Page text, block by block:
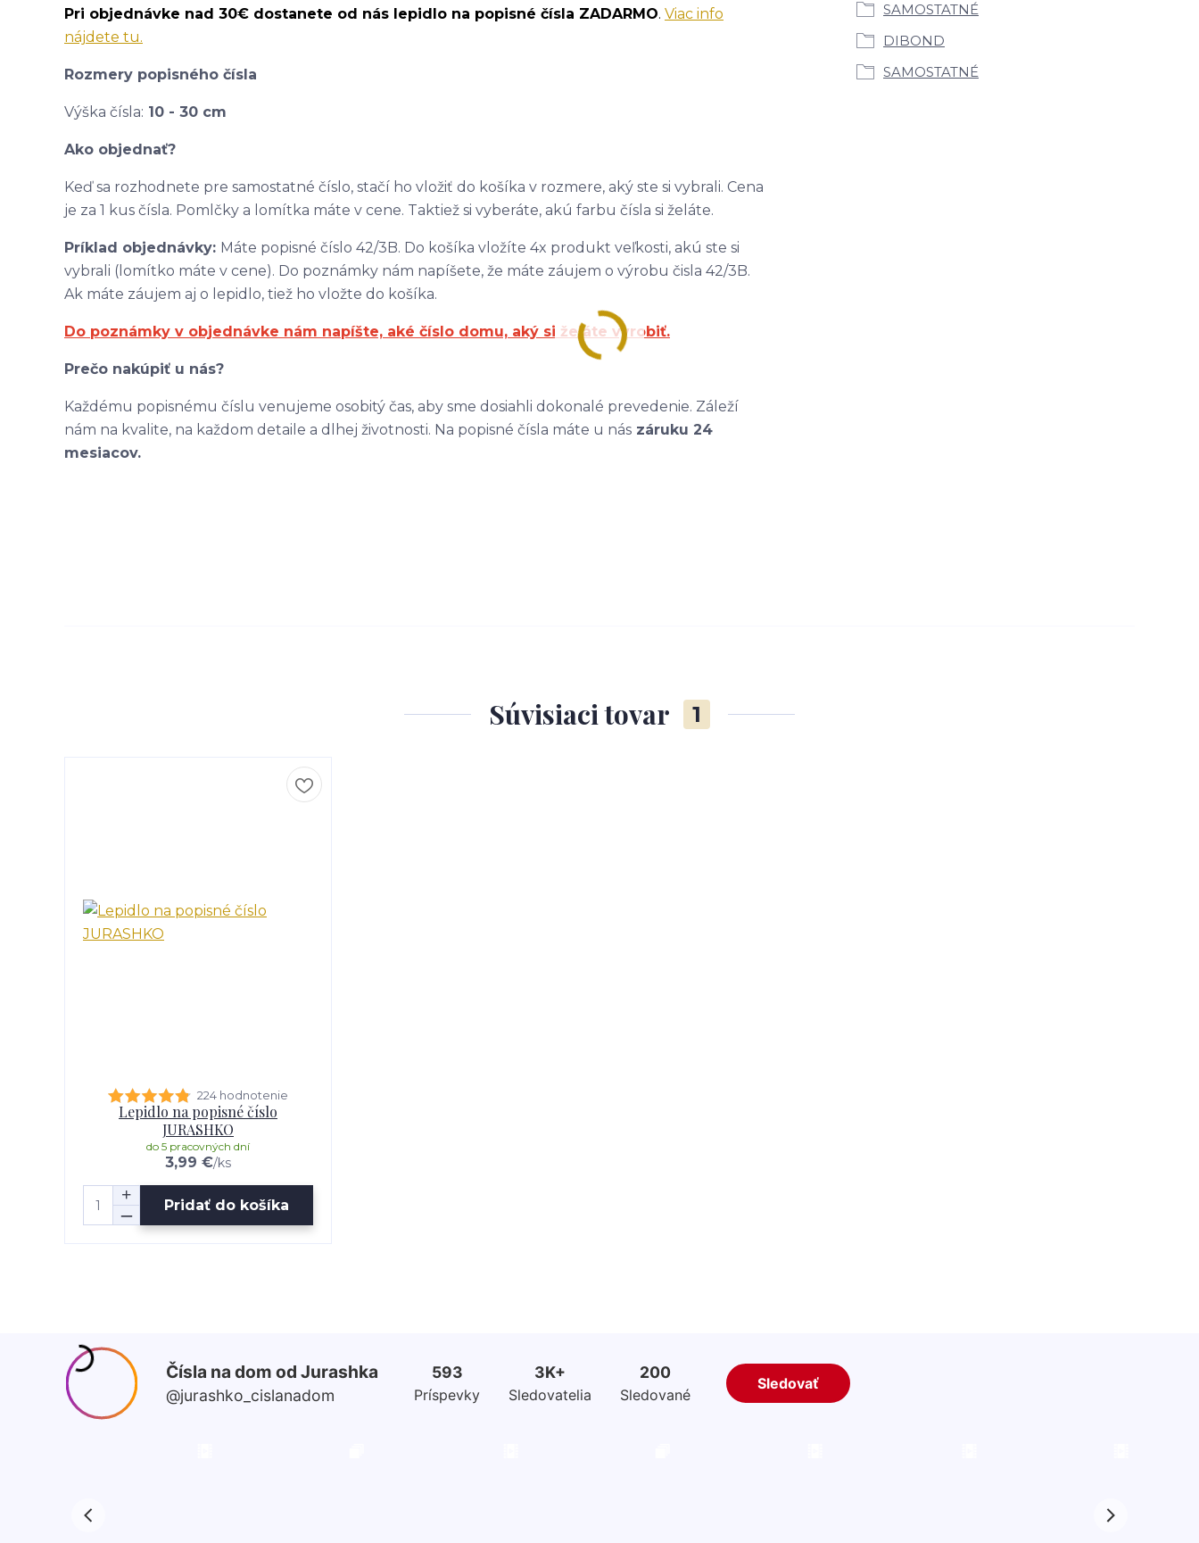
Pri objednávke nad 30€ dostanete od nás lepidlo na popisné čísla ZADARMO. Viac info
nájdete tu.
Rozmery popisného čísla
Výška čísla: 10 - 30 cm
Ako objednať?
Keď sa rozhodnete pre samostatné číslo, stačí ho vložiť do košíka v rozmere, aký ste si vybrali. Cena
je za 1 kus čísla. Pomlčky a lomítka máte v cene. Taktiež si vyberáte, akú farbu čísla si želáte.
Príklad objednávky: Máte popisné číslo 42/3B. Do košíka vložíte 4x produkt veľkosti, akú ste si
vybrali (lomítko máte v cene). Do poznámky nám napíšete, že máte záujem o výrobu čisla 42/3B.
Ak máte záujem aj o lepidlo, tiež ho vložte do košíka.
Do poznámky v objednávke nám napíšte, aké číslo domu, aký si želáte vyrobiť.
Prečo nakúpiť u nás?
Každému popisnému číslu venujeme osobitý čas, aby sme dosiahli dokonalé prevedenie. Záleží
nám na kvalite, na každom detaile a dlhej životnosti. Na popisné čísla máte u nás záruku 24
mesiacov.
SAMOSTATNÉ
DIBOND
SAMOSTATNÉ
Súvisiaci tovar 1
224 hodnotenie
Lepidlo na popisné číslo
JURASHKO
3,99 €/ks
do 5 pracovných dní
Pridať do košíka